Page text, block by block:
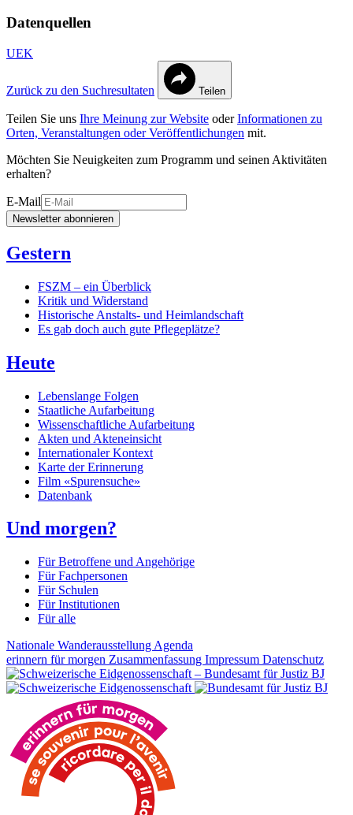
Datenquellen
UEK
Zurück zu den Suchresultaten Teilen
Teilen Sie uns Ihre Meinung zur Website oderInformationen zu
Orten, Veranstaltungen oder Veröffentlichungen mit.
Möchten Sie Neuigkeiten zum Programm und seinen Aktivitäten
erhalten?
E-Mail
Newsletter abonnieren
Gestern
FSZM – ein Überblick
Kritik und Widerstand
Historische Anstalts- und Heimlandschaft
Es gab doch auch gute Pflegeplätze?
Heute
Lebenslange Folgen
Staatliche Aufarbeitung
Wissenschaftliche Aufarbeitung
Akten und Akteneinsicht
Internationaler Kontext
Karte der Erinnerung
Film «Spurensuche»
Datenbank
Und morgen?
Für Betroffene und Angehörige
Für Fachpersonen
Für Schulen
Für Institutionen
Für alle
Nationale Wanderausstellung Agenda
erinnern für morgen Zusammenfassung Impressum Datenschutz